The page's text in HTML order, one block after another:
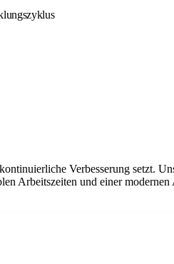
Verbesserung setzt.
Arbeitszeiten und einer modernen